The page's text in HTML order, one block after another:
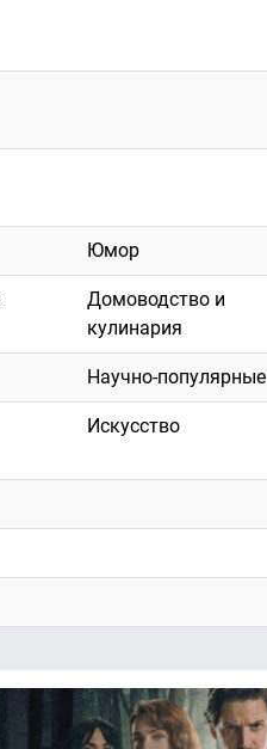
Юмор
Домоводство и
кулинария
Научно-популярные
Искусство